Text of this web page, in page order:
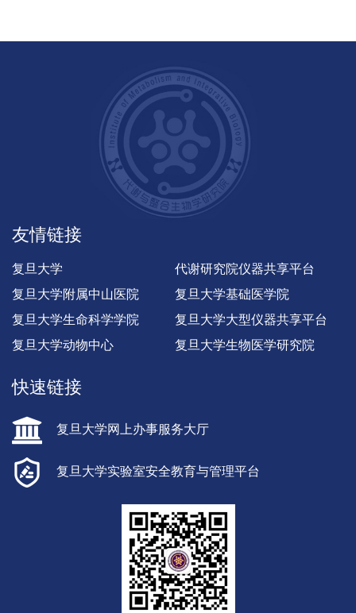
友情链接
复旦大学
代谢研究院仪器共享平台
复旦大学附属中山医院
复旦大学基础医学院
复旦大学生命科学学院
复旦大学大型仪器共享平台
复旦大学动物中心
复旦大学生物医学研究院
快速链接
复旦大学网上办事服务大厅
复旦大学实验室安全教育与管理平台